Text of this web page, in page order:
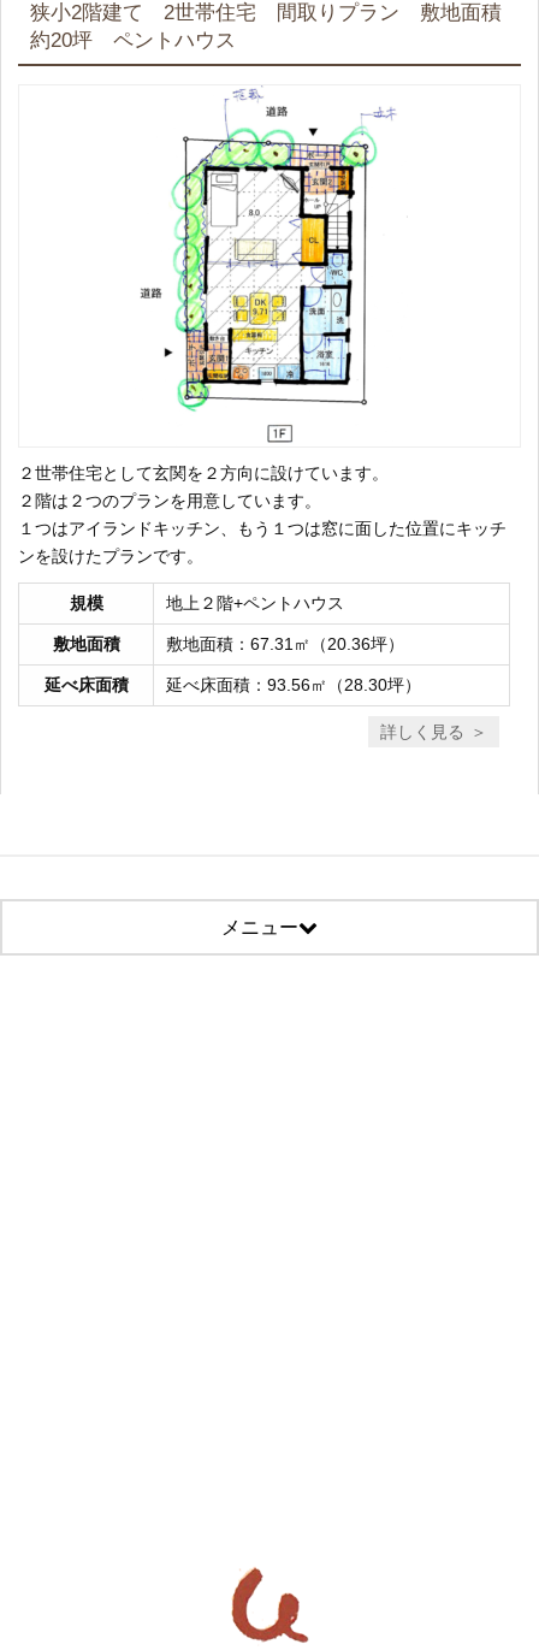
狭小2階建て 2世帯住宅 間取りプラン 敷地面積
約20坪 ペントハウス
２世帯住宅として玄関を２方向に設けています。
２階は２つのプランを用意しています。
１つはアイランドキッチン、もう１つは窓に面した位置にキッチ
ンを設けたプランです。
規模 地上２階+ペントハウス
敷地面積 敷地面積：67.31㎡（20.36坪）
延べ床面積 延べ床面積：93.56㎡（28.30坪）
詳しく見る
メニュー